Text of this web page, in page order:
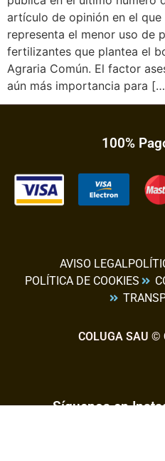
artículo de opinión en el
representa el menor uso de
fertilizantes que plantea el
Agraria Común. El factor
aún más importancia para
100%
AVISO LEGAL
POLÍTICA DE COOKIES
COLUGA SAU
Síguenos en